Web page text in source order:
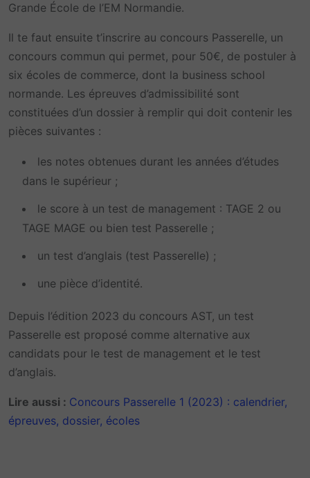
Grande École de l’EM Normandie.
Il te faut ensuite t’inscrire au concours Passerelle, un
concours commun qui permet, pour 50€, de postuler à
six écoles de commerce, dont la business school
normande. Les épreuves d’admissibilité sont
constituées d’un dossier à remplir qui doit contenir les
pièces suivantes :
les notes obtenues durant les années d’études
dans le supérieur ;
le score à un test de management : TAGE 2 ou
TAGE MAGE ou bien test Passerelle ;
un test d’anglais (test Passerelle) ;
une pièce d’identité.
Depuis l’édition 2023 du concours AST, un test
Passerelle est proposé comme alternative aux
candidats pour le test de management et le test
d’anglais.
Lire aussi : Concours Passerelle 1 (2023) : calendrier,
épreuves, dossier, écoles